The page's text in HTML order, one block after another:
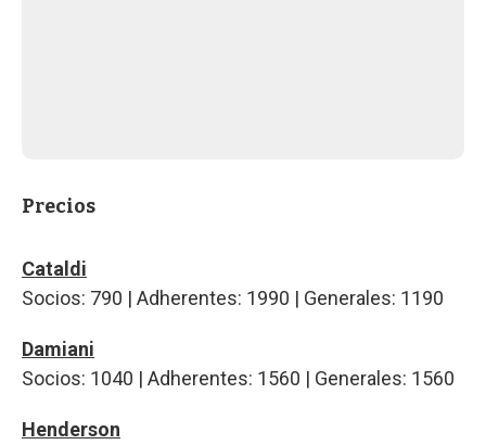
Precios
Cataldi
Socios: 790 | Adherentes: 1990 | Generales: 1190
Damiani
Socios: 1040 | Adherentes: 1560 | Generales: 1560
Henderson